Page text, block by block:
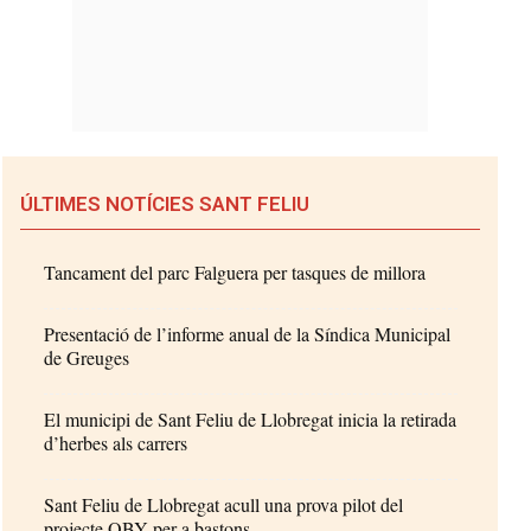
ÚLTIMES NOTÍCIES SANT FELIU
Tancament del parc Falguera per tasques de millora
Presentació de l’informe anual de la Síndica Municipal
de Greuges
El municipi de Sant Feliu de Llobregat inicia la retirada
d’herbes als carrers
Sant Feliu de Llobregat acull una prova pilot del